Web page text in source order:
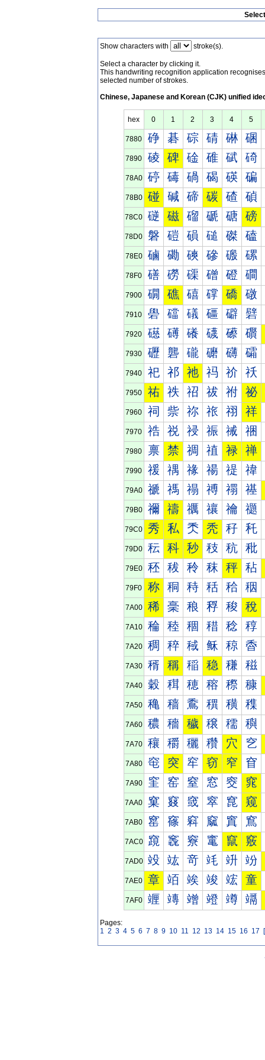
Show characters with stroke(s).
Select a character by clicking it.
This handwriting recognition application
selected number of strokes.
Chinese, Japanese and Korean (CJK) unified
hex 0 1 2 3 4 5
7880 碀 碁 碂 碃 碄 碅
7890 碐 碑 碒 碓 碔 碕
78A0 碠 碡 碢 碣 碤 碥
78B0 碰 碱 碲 碳 碴 碵
78C0 磀 磁 磂 磃 磄 磅
78D0 磐 磑 磒 磓 磔 磕
78E0 磠 磡 磢 磣 磤 磥
78F0 磰 磱 磲 磳 磴 磵
7900 礀 礁 礂 礃 礄 礅
7910 礐 礑 礒 礓 礔 礕
7920 礠 礡 礢 礣 礤 礥
7930 礰 礱 礲 礳 礴 礵
7940 祀 祁 祂 祃 祄 祅
7950 祐 祑 祒 祓 祔 祕
7960 祠 祡 祢 祣 祤 祥
7970 祰 祱 祲 祳 祴 祵
7980 禀 禁 禂 禃 禄 禅
7990 禐 禑 禒 禓 禔 禕
79A0 禠 禡 禢 禣 禤 禥
79B0 禰 禱 禲 禳 禴 禵
79C0 秀 私 秂 秃 秄 秅
79D0 秐 科 秒 秓 秔 秕
79E0 秠 秡 秢 秣 秤 秥
79F0 称 秱 秲 秳 秴 秵
7A00 稀 稁 稂 稃 稄 稅
7A10 稐 稑 稒 稓 稔 稕
7A20 稠 稡 稢 稣 稤 稥
7A30 稰 稱 稲 稳 稴 稵
7A40 穀 穁 穂 穃 穄 穅
7A50 穐 穑 穒 穓 穔 穕
7A60 穠 穡 穢 穣 穤 穥
7A70 穰 穱 穲 穳 穴 穵
7A80 窀 突 窂 窃 窄 窅
7A90 窐 窑 窒 窓 窔 窕
7AA0 窠 窡 窢 窣 窤 窥
7AB0 窰 窱 窲 窳 窴 窵
7AC0 竀 竁 竂 竃 竄 竅
7AD0 竐 竑 竒 竓 竔 竕
7AE0 章 竡 竢 竣 竤 童
7AF0 竰 竱 竲 竳 竴 竵
Pages:
1 2 3 4 5 6 7 8 9 10 11 12 13 14 15 16 17